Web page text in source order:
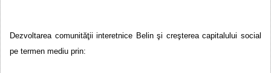
Dezvoltarea comunităţii interetnice Belin şi creşterea capitalului social
pe termen mediu prin: